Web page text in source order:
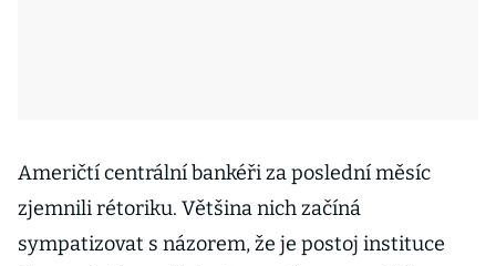
Američtí centrální bankéři za poslední měsíc
zjemnili rétoriku. Většina nich začíná
sympatizovat s názorem, že je postoj instituce